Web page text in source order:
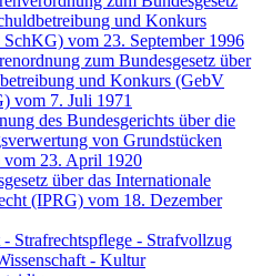
und Konkurs
vom 23. September 1996
zum Bundesgesetz über
und Konkurs (GebV
vom 7. Juli 1971
des Bundesgerichts über die
von Grundstücken
23. April 1920
über das Internationale
(IPRG) vom 18. Dezember
Strafrechtspflege - Strafvollzug
- Kultur